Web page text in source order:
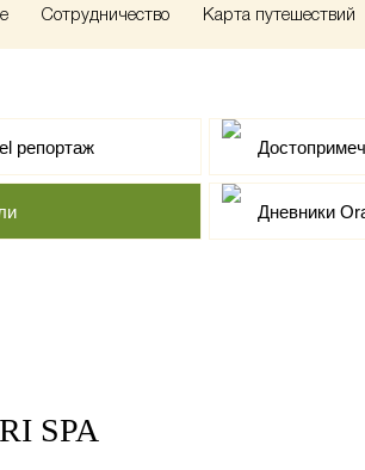
Сотрудничество Карта путешествий
репортаж
Дневники
SPA